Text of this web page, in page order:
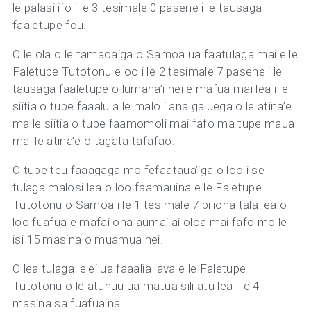
le palasi ifo i le 3 tesimale 0 pasene i le tausaga
faaletupe fou.
O le ola o le tamaoaiga o Samoa ua faatulaga mai e le
Faletupe Tutotonu e oo i le 2 tesimale 7 pasene i le
tausaga faaletupe o lumana’i nei e māfua mai lea i le
siitia o tupe faaalu a le malo i ana galuega o le atina’e
ma le siitia o tupe faamomoli mai fafo ma tupe maua
mai le atina’e o tagata tafafao.
O tupe teu faaagaga mo fefaataua’iga o loo i se
tulaga malosi lea o loo faamauina e le Faletupe
Tutotonu o Samoa i le 1 tesimale 7 piliona tālā lea o
loo fuafua e mafai ona aumai ai oloa mai fafo mo le
isi 15 masina o muamua nei.
O lea tulaga lelei ua faaalia lava e le Faletupe
Tutotonu o le atunuu ua matuā sili atu lea i le 4
masina sa fuafuaina.